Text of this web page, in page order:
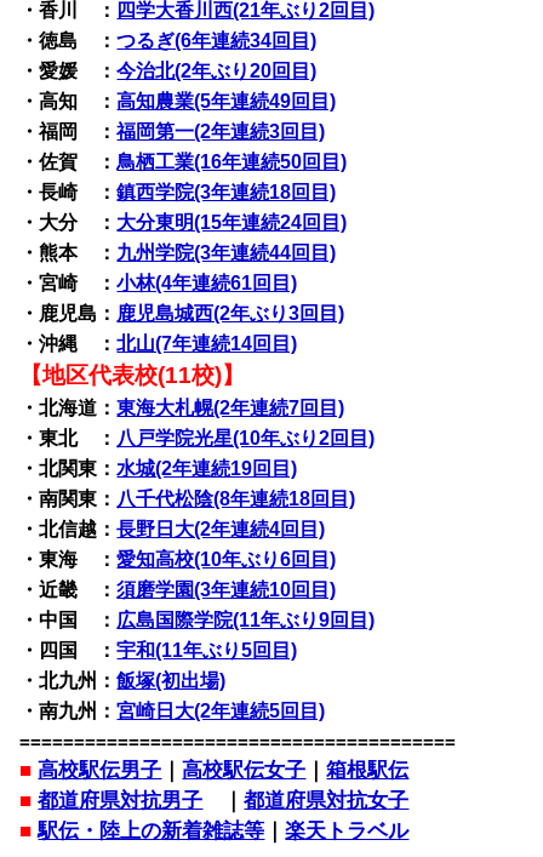
・香川 ： 四学大香川西(21年ぶり2回目)
・徳島 ：つるぎ(6年連続34回目)
・愛媛 ：今治北(2年ぶり20回目)
・高知 ：高知農業(5年連続49回目)
・福岡 ：福岡第一(2年連続3回目)
・佐賀 ：鳥栖工業(16年連続50回目)
・長崎 ：鎮西学院(3年連続18回目)
・大分 ： 大分東明(15年連続24回目)
・熊本 ： 九州学院(3年連続44回目)
・宮崎 ：小林(4年連続61回目)
・鹿児島： 鹿児島城西(2年ぶり3回目)
・沖縄 ：北山(7年連続14回目)
【地区代表校(11校)】
・北海道：東海大札幌(2年連続7回目)
・東北 ： 八戸学院光星(10年ぶり2回目)
・北関東： 水城(2年連続19回目)
・南関東： 八千代松陰(8年連続18回目)
・北信越：長野日大(2年連続4回目)
・東海 ：愛知高校(10年ぶり6回目)
・近畿 ：須磨学園(3年連続10回目)
・中国 ： 広島国際学院(11年ぶり9回目)
・四国 ：宇和(11年ぶり5回目)
・北九州：飯塚(初出場)
・南九州：宮崎日大(2年連続5回目)
========================================
■ 高校駅伝男子 ｜高校駅伝女子 ｜箱根駅伝
■ 都道府県対抗男子 ｜都道府県対抗女子
■ 駅伝・陸上の新着雑誌等 ｜楽天トラベル